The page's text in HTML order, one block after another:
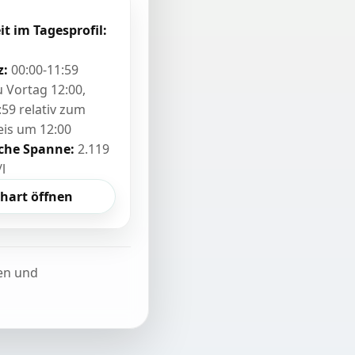
im Tagesprofil:
00:00-11:59
Vortag 12:00,
relativ zum
um 12:00
Spanne: 2.119
öffnen
und